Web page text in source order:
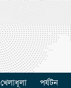
খেলাধূলা পর্যটন